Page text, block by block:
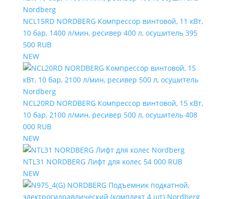
NCL15RD NORDBERG Компрессор винтовой, 11 кВт,
10 бар, 1400 л/мин, ресивер 400 л, осушитель 395
500 RUB
NEW
NCL20RD NORDBERG Компрессор винтовой, 15 кВт,
10 бар, 2100 л/мин, ресивер 500 л, осушитель 408
000 RUB
NEW
NTL31 NORDBERG Лифт для колес 54 000 RUB
NEW